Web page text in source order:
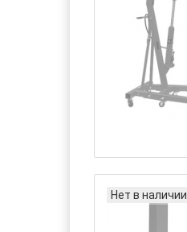
Нет в наличии